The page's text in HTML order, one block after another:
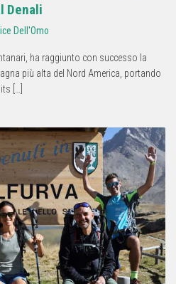
Denali
Dell'Omo
ha raggiunto con successo la
più alta del Nord America, portando
[…]